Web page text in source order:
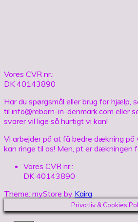
Vores CVR nr.:
DK 40143890
Har du spørgsmål eller brug for hjælp,
til info@reborn-in-denmark.com eller
svarer vil lige så hurtigt vi kan!
Vi arbejder på at få bedre dækning på
kan ringe til os! Men, pt er dækningen
Vores CVR nr.:
DK 40143890
Theme: myStore by Kaira
Privatliv & Cookies